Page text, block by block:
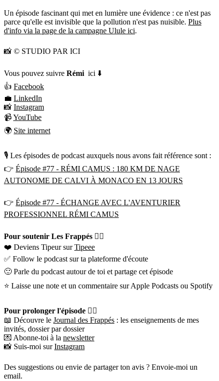
Un épisode fascinant qui met en lumière une évidence : ce n'est pas
parce qu'elle est invisible que la pollution n'est pas nuisible. Plus
d'info via la page de la campagne Ulule ici.
📸 © STUDIO PAR ICI
Vous pouvez suivre Rémiici ⬇️
👍 Facebook
💼 LinkedIn
📸 Instagram
📹YouTube
🌍 Site internet
🎙 Les épisodes de podcast auxquels nous avons fait référence sont :
👉 Épisode #77 - RÉMI CAMUS : 180 KM DE NAGE
AUTONOME DE CALVI À MONACO EN 13 JOURS
👉 Épisode #77 - ÉCHANGE AVEC L'AVENTURIER
PROFESSIONNEL RÉMI CAMUS
Pour soutenir Les Frappés 👇🏼
❤️ Deviens Tipeur surTipeee
✅ Follow le podcast sur ta plateforme d'écoute
🙂 Parle du podcast autour de toi et partage cet épisode
⭐️ Laisse une note et un commentaire sur Apple Podcasts ou Spotify
Pour prolonger l'épisode 👇🏼
📖 Découvre le Journal des Frappés : les enseignements de mes
invités, dossier par dossier
💌 Abonne-toi à la newsletter
📸 Suis-moi surInstagram
Des suggestions ou envie de partager ton avis ? Envoie-moi un
email.